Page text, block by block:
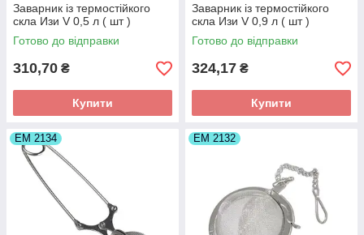
Заварник із термостійкого
скла Изи V 0,5 л ( шт )
Готово до відправки
310,70 ₴
Купити
Заварник із термостійкого
скла Изи V 0,9 л ( шт )
Готово до відправки
324,17 ₴
Купити
ЕМ 2134 ЕМ 2132